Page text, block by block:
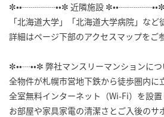
✼••┈┈┈┈••✼ 近隣施設 ✼••┈┈┈┈••✼
「北海道大学」「北海道大学病院」など
詳細はページ下部のアクセスマップをご
✼••┈••✼ 弊社マンスリーマンションに
全物件が札幌市営地下鉄から徒歩圏内に
全室無料インターネット（Wi-Fi）を設
お部屋や家具家電の清潔さとご入後のサ